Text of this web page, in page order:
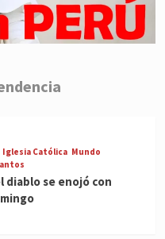
Iglesia Católica Mundo
diablo se enojó con